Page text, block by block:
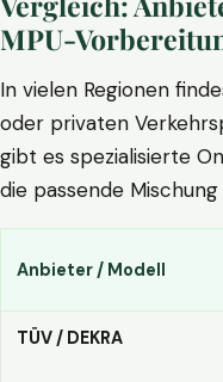
MPU-
In vielen Regionen
oder privaten
gibt es spezialisierte
die passende Mischung
Anbieter / Modell
TÜV / DEKRA